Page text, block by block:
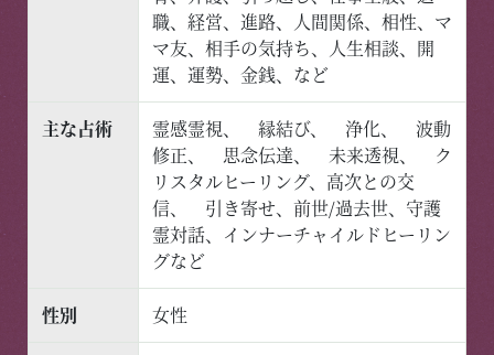
職、経営、進路、人間関係、相性、マ
マ友、相手の気持ち、人生相談、開
運、運勢、金銭、など
主な占術
霊感霊視、 縁結び、 浄化、 波動
修正、 思念伝達、 未来透視、 ク
リスタルヒーリング、高次との交
信、 引き寄せ、前世/過去世、守護
霊対話、インナーチャイルドヒーリン
グなど
性別 女性